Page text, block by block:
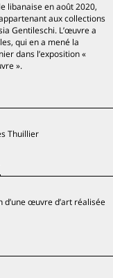
libanaise en août 2020,
aux collections
Gentileschi. L’œuvre a
qui en a mené la
dans l’exposition «
».
Thuillier
œuvre d’art réalisée